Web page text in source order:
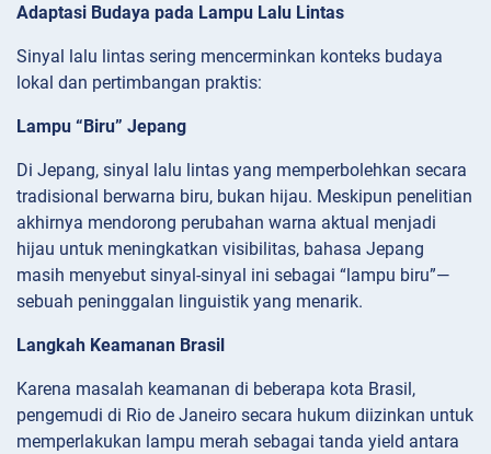
Adaptasi Budaya pada Lampu Lalu Lintas
Sinyal lalu lintas sering mencerminkan konteks budaya
lokal dan pertimbangan praktis:
Lampu “Biru” Jepang
Di Jepang, sinyal lalu lintas yang memperbolehkan secara
tradisional berwarna biru, bukan hijau. Meskipun penelitian
akhirnya mendorong perubahan warna aktual menjadi
hijau untuk meningkatkan visibilitas, bahasa Jepang
masih menyebut sinyal-sinyal ini sebagai “lampu biru”—
sebuah peninggalan linguistik yang menarik.
Langkah Keamanan Brasil
Karena masalah keamanan di beberapa kota Brasil,
pengemudi di Rio de Janeiro secara hukum diizinkan untuk
memperlakukan lampu merah sebagai tanda yield antara